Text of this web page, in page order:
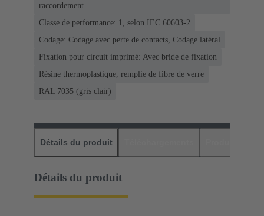
raccordement
Classe de performance: 1, selon IEC 60603-2
Codage: Codage avec perte de contacts, Codage latéral
Fixation pour circuit imprimé: Avec bride de fixation
Résine thermoplastique, remplie de fibre de verre
RAL 7035 (gris clair)
Détails du produit
Détails du produit